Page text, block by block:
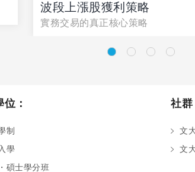
波段上漲股獲利策略
實務交易的真正核心策略
：
制
學
碩士學分班
社群
文
文